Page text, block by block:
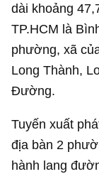
dài khoảng
TP.HCM là
phường, xã
Long Thành,
Đường.
Tuyến xuất
địa bàn 2
hành lang